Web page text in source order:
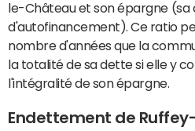
le-Château et son épargne (sa
d'autofinancement). Ce ratio
nombre d'années que la
la totalité de sa dette si elle y
l'intégralité de son épargne.
Endettement de